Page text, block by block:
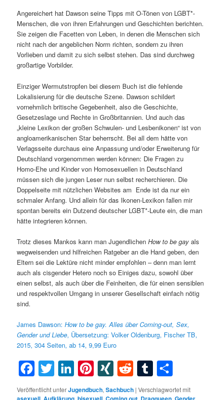
Angereichert hat Dawson seine Tipps mit O-Tönen von LGBT*-
Menschen, die von ihren Erfahrungen und Geschichten berichten.
Sie zeigen die Facetten von Leben, in denen die Menschen sich
nicht nach der angeblichen Norm richten, sondern zu ihren
Vorlieben und damit zu sich selbst stehen. Das sind durchweg
großartige Vorbilder.
Einziger Wermutstropfen bei diesem Buch ist die fehlende
Lokalisierung für die deutsche Szene. Dawson schildert
vornehmlich britische Gegebenheit, also die Geschichte,
Gesetzeslage und Rechte in Großbritannien. Und auch das
„kleine Lexikon der großen Schwulen- und Lesbenikonen“ ist von
angloamerikanischen Star beherrscht. Bei all dem hätte von
Verlagsseite durchaus eine Anpassung und/oder Erweiterung für
Deutschland vorgenommen werden können: Die Fragen zu
Homo-Ehe und Kinder von Homosexuellen in Deutschland
müssen sich die jungen Leser nun selbst recherchieren. Die
Doppelseite mit nützlichen Websites am Ende ist da nur ein
schmaler Anfang. Und allein für das Ikonen-Lexikon fallen mir
spontan bereits ein Dutzend deutscher LGBT*-Leute ein, die man
hätte integrieren können.
Trotz dieses Mankos kann man JugendlichenHow to be gay als
wegweisenden und hilfreichen Ratgeber an die Hand geben, den
Eltern sei die Lektüre nicht minder empfohlen – denn man lernt
auch als cisgender Hetero noch so Einiges dazu, sowohl über
einen selbst, als auch über die Feinheiten, die für einen sensiblen
und respektvollen Umgang in unserer Gesellschaft einfach nötig
sind.
James Dawson:How to be gay. Alles über Coming-out, Sex,
Gender und Liebe, Übersetzung: Volker Oldenburg, Fischer TB,
2015, 304 Seiten, ab 14, 9,99 Euro
Facebook
Twitter
LinkedIn
Pinterest
XINGRedditTumblr
Veröffentlicht unterJugendbuch,Sachbuch |Verschlagwortet mit